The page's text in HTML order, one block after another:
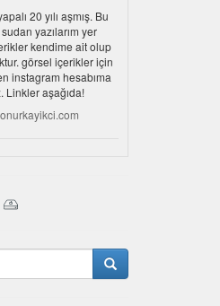
20 yılı aşmış. Bu
yazılarım yer
kendime ait olup
görsel içerikler için
instagram hesabıma
Linkler aşağıda!